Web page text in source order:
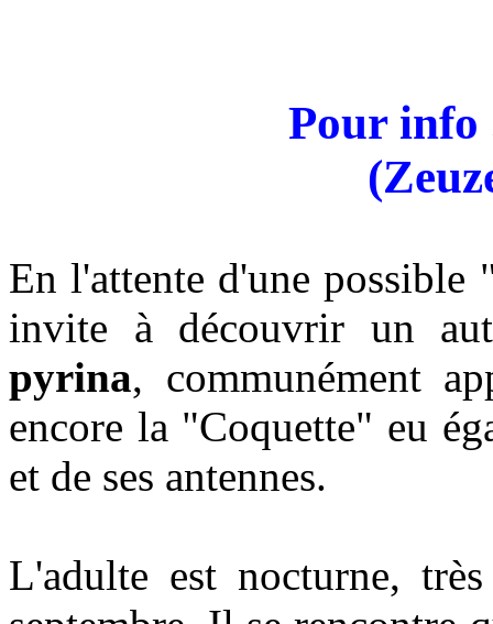
Pour info
En l'attente d'une possible
invite à découvrir un
pyrina, communément
encore la "Coquette" eu
et de ses antennes.
L'adulte est nocturne,